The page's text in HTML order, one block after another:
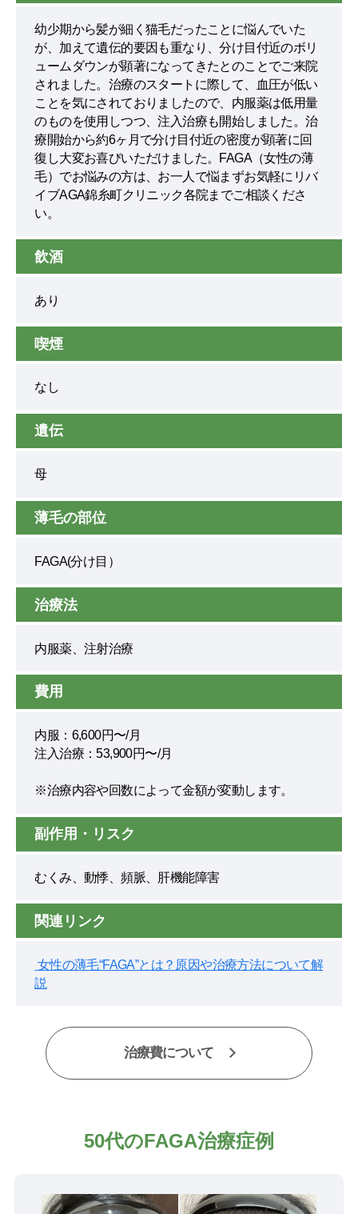
幼少期から髪が細く猫毛だったことに悩んでいた
が、加えて遺伝的要因も重なり、分け目付近のボリ
ュームダウンが顕著になってきたとのことでご来院
されました。治療のスタートに際して、血圧が低い
ことを気にされておりましたので、内服薬は低用量
のものを使用しつつ、注入治療も開始しました。治
療開始から約6ヶ月で分け目付近の密度が顕著に回
復し大変お喜びいただけました。FAGA（女性の薄
毛）でお悩みの方は、お一人で悩まずお気軽にリバ
イブAGA錦糸町クリニック各院までご相談くださ
い。
飲酒
あり
喫煙
なし
遺伝
母
薄毛の部位
FAGA(分け目）
治療法
内服薬、注射治療
費用
内服：6,600円〜/月
注入治療：53,900円〜/月
※治療内容や回数によって金額が変動します。
副作用・リスク
むくみ、動悸、頻脈、肝機能障害
関連リンク
女性の薄毛“FAGA”とは？原因や治療方法について解
説
治療費について
50代のFAGA治療症例